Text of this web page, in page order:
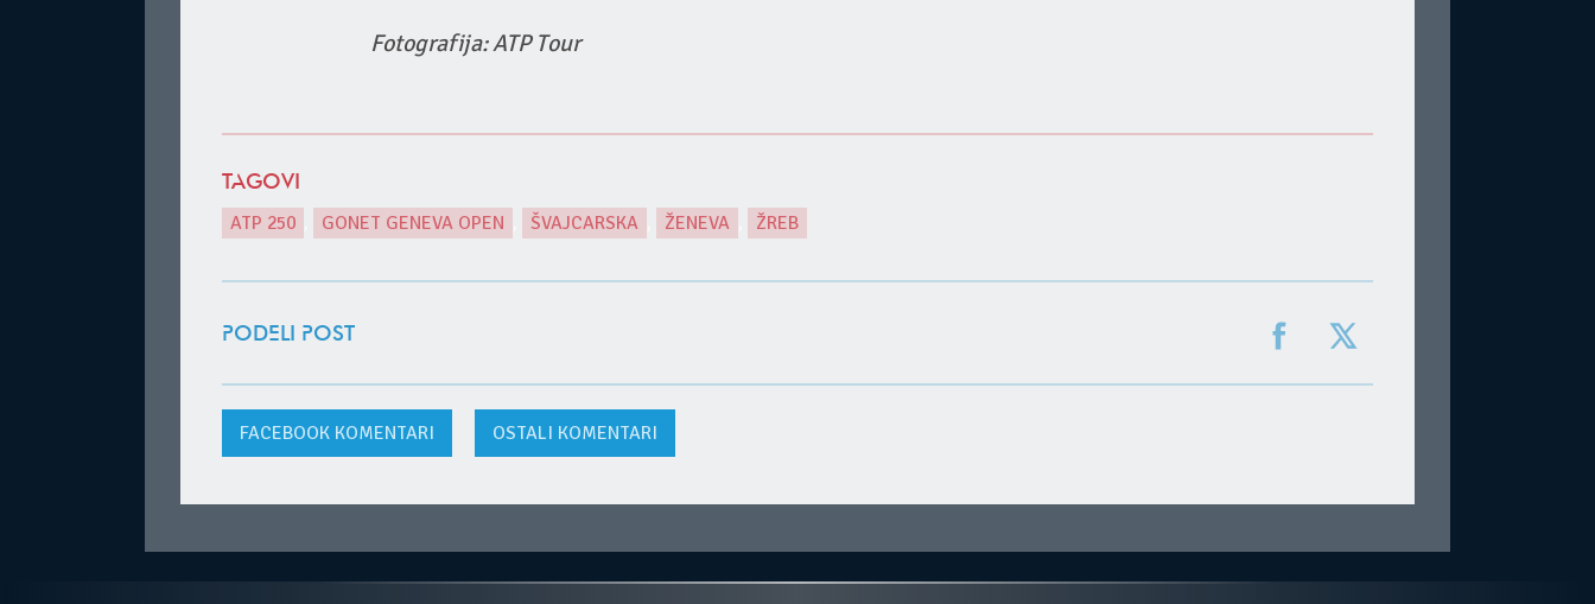
Fotografija: ATP Tour
TAGOVI
ATP 250 GONET GENEVA OPEN ŠVAJCARSKA ŽENEVA ŽREB
PODELI POST
FACEBOOK KOMENTARI OSTALI KOMENTARI